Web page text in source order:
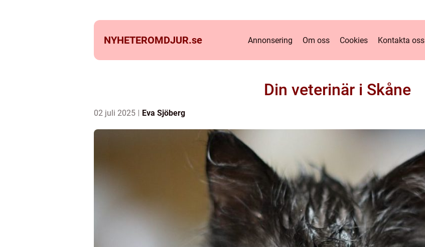
NYHETEROMDJUR.se Annonsering Om oss Cookies Kontakta oss
Din veterinär i Skåne
02 juli 2025 Eva Sjöberg